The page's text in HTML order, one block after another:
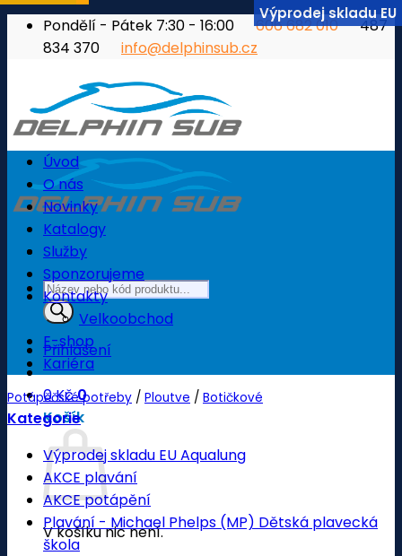
PřeskočitPondělí - Pátek 7:30 - 16:00 606 682 010
487
834 370
info@delphinsub.cz
Products
search
Přihlášení
0Kč0
Košík
V košíku nic není.
Úvod
O nás
Novinky
Katalogy
Služby
Sponzorujeme
Kontakty
Velkoobchod
E-shop
Kariéra
Potápěčské potřeby / Ploutve / Botičkové
Kategorie
Výprodej skladu EU Aqualung
AKCE plavání
AKCE potápění
Plavání - Michael Phelps (MP) Dětská plavecká
škola
Výprodej skladu EU